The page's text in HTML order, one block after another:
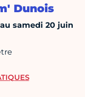
Dunois
samedi 20 juin